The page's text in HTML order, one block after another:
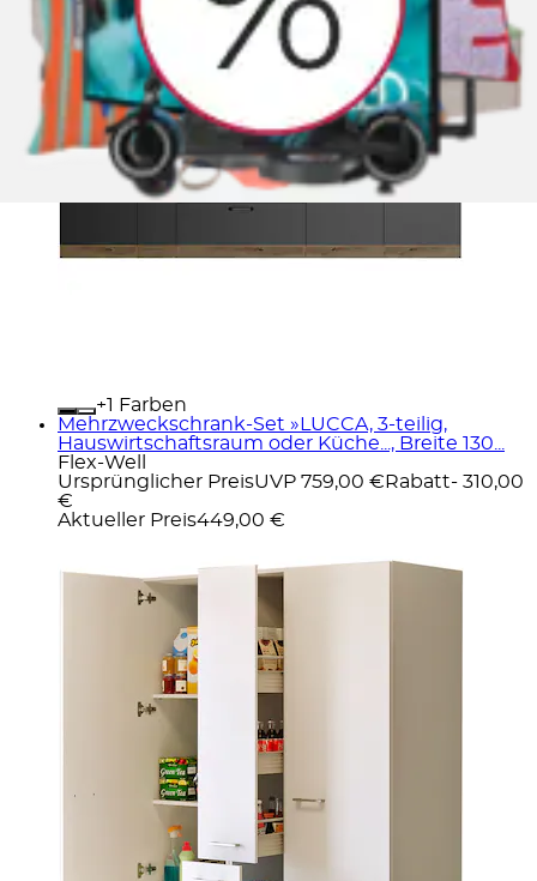
+
Farben
Mehrzweckschrank-Set »LUCCA, 3-teilig,
Hauswirtschaftsraum oder Küche..., Breite 130...
Flex-Well
Ursprünglicher PreisUVP 759,00 € Rabatt- 310,00
€
Aktueller Preis449,00 €